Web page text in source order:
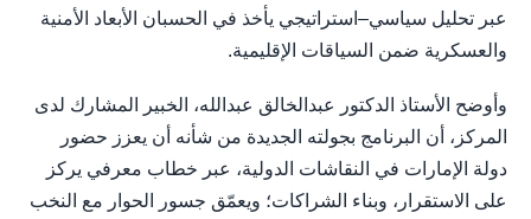
عبر تحليل سياسي–استراتيجي يأخذ في الحسبان الأبعاد الأمنية
والعسكرية ضمن السياقات الإقليمية.
وأوضح الأستاذ الدكتور عبدالخالق عبدالله، الخبير المشارك لدى
المركز، أن البرنامج بجولته الجديدة من شأنه أن يعزز حضور
دولة الإمارات في النقاشات الدولية، عبر خطاب معرفي يركز
على الاستقرار، وبناء الشراكات؛ ويعمّق جسور الحوار مع النخب